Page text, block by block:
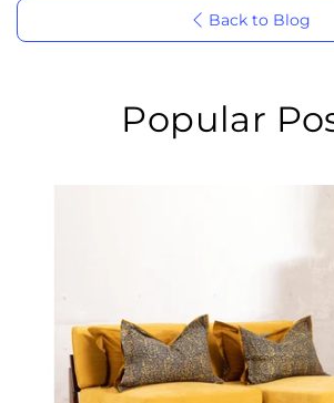
Back to Blog
Popular